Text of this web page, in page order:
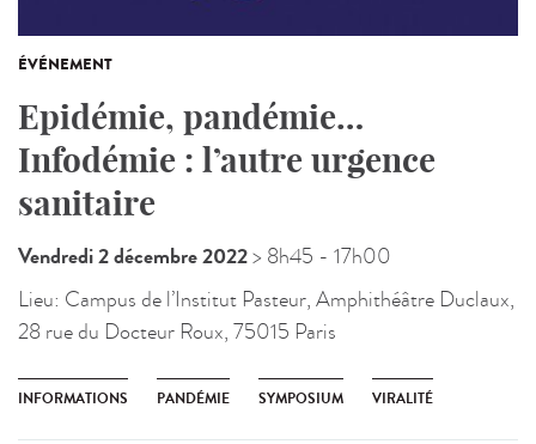
ÉVÉNEMENT
Epidémie, pandémie…
Infodémie : l’autre urgence
sanitaire
Vendredi 2 décembre 2022> 8h45 - 17h00
Lieu: Campus de l’Institut Pasteur, Amphithéâtre Duclaux,
28 rue du Docteur Roux, 75015 Paris
INFORMATIONS PANDÉMIE SYMPOSIUM VIRALITÉ